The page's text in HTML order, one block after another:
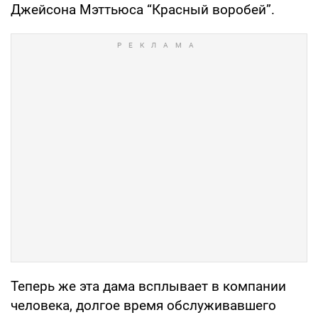
Джейсона Мэттьюса “Красный воробей”.
Теперь же эта дама всплывает в компании
человека, долгое время обслуживавшего